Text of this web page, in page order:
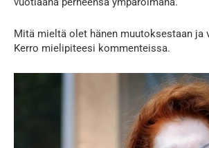
Mitä mieltä olet hänen muutoksestaan ja
Kerro mielipiteesi kommenteissa.